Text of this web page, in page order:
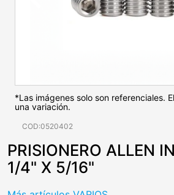
*Las imágenes solo son referenciales.
una variación.
COD:0520402
PRISIONERO ALLEN
1/4" X 5/16"